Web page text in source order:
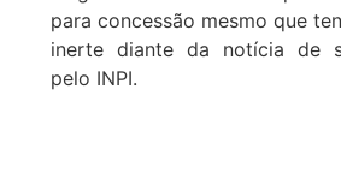
para concessão mesmo que
inerte diante da notícia de
pelo INPI.